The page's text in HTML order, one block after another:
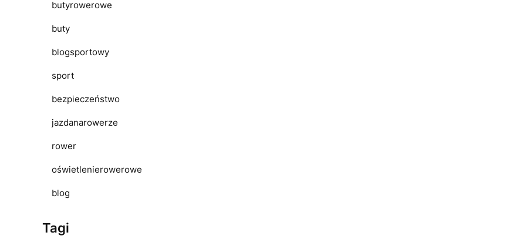
butyrowerowe
buty
blogsportowy
sport
bezpieczeństwo
jazdanarowerze
rower
oświetlenierowerowe
blog
Tagi